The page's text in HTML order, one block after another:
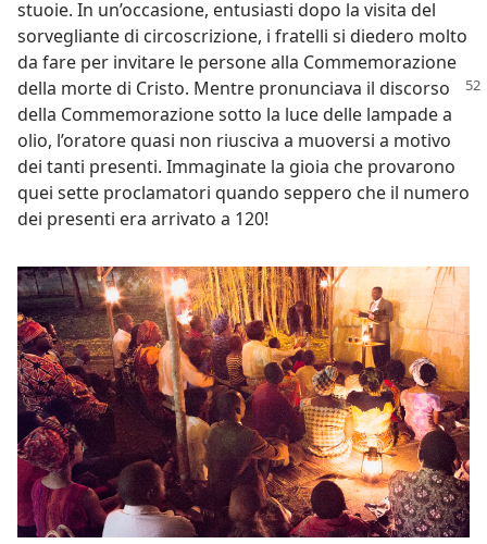
stuoie. In un’occasione, entusiasti dopo la visita del
sorvegliante di circoscrizione, i fratelli si diedero molto
da fare per invitare le persone alla Commemorazione
della morte di Cristo. Mentre pronunciava il discorso
della Commemorazione sotto la luce delle lampade a
olio, l’oratore quasi non riusciva a muoversi a motivo
dei tanti presenti. Immaginate la gioia che provarono
quei sette proclamatori quando seppero che il numero
dei presenti era arrivato a 120!